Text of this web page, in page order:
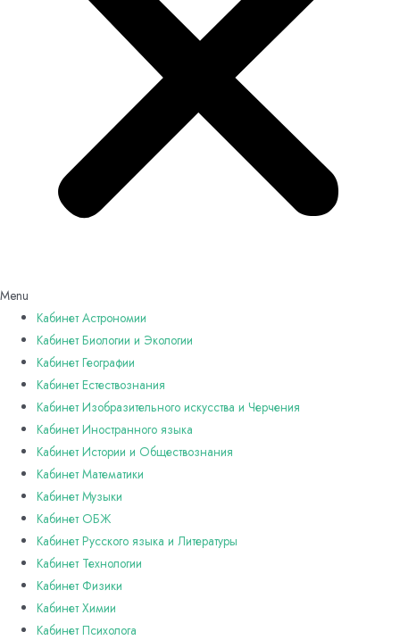
Menu
Кабинет Астрономии
Кабинет Биологии и Экологии
Кабинет Географии
Кабинет Естествознания
Кабинет Изобразительного искусства и Черчения
Кабинет Иностранного языка
Кабинет Истории и Обществознания
Кабинет Математики
Кабинет Музыки
Кабинет ОБЖ
Кабинет Русского языка и Литературы
Кабинет Технологии
Кабинет Физики
Кабинет Химии
Кабинет Психолога